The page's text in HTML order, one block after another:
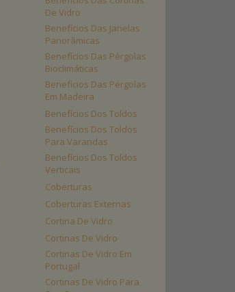
De Vidro
Benefícios Das Janelas
Panorâmicas
Benefícios Das Pérgolas
Bioclimáticas
Benefícios Das Pérgolas
Em Madeira
Benefícios Dos Toldos
Benefícios Dos Toldos
Para Varandas
Benefícios Dos Toldos
Verticais
Coberturas
Coberturas Externas
Cortina De Vidro
Cortinas De Vidro
Cortinas De Vidro Em
Portugal
Cortinas De Vidro Para